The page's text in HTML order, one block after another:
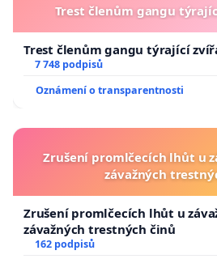
Trest členům gangu
Trest členům gangu týrající
7 748 podpisů
Oznámení o transparentnosti
Zrušení promlčecích lhůt u
závažných
Zrušení promlčecích lhůt u
závažných trestných činů
162 podpisů